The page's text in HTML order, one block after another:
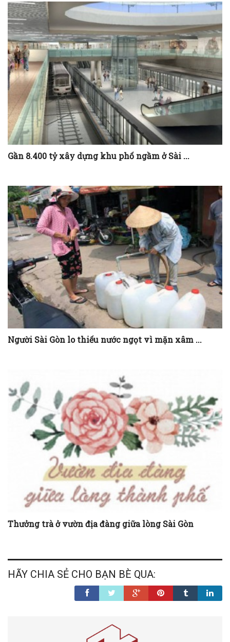
Gần 8.400 tỷ xây dựng khu phố ngầm ở Sài ...
Người Sài Gòn lo thiếu nước ngọt vì mặn xâm ...
Thưởng trà ở vườn địa đàng giữa lòng Sài Gòn
HÃY CHIA SẺ CHO BẠN BÈ QUA: